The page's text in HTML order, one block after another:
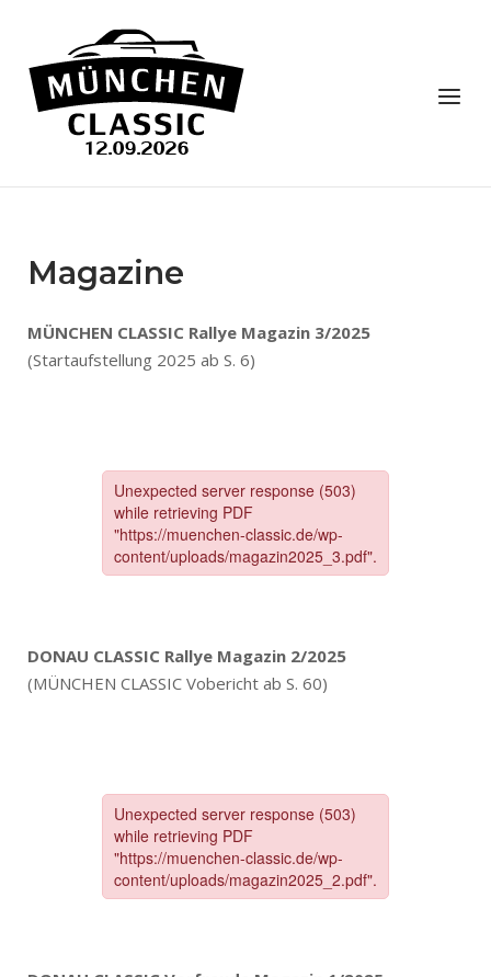
content
Menu
Magazine
MÜNCHEN CLASSIC Rallye Magazin 3/2025
(Startaufstellung 2025 ab S. 6)
DONAU CLASSIC Rallye Magazin 2/2025
(MÜNCHEN CLASSIC Vobericht ab S. 60)